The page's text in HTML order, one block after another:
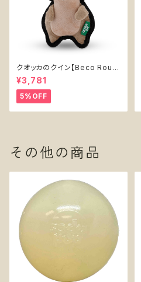
クオッカのクイン【Beco Roug
h & Tough Recycled Plasti
c Quokka】
¥3,781
5%OFF
その他の商品